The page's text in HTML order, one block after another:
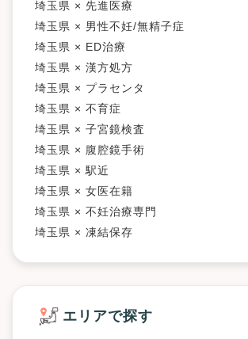
埼玉県 × 先進医療
埼玉県 × 男性不妊/無精子症
埼玉県 × ED治療
埼玉県 × 漢方処方
埼玉県 × プラセンタ
埼玉県 × 不育症
埼玉県 × 子宮鏡検査
埼玉県 × 腹腔鏡手術
埼玉県 × 駅近
埼玉県 × 女医在籍
埼玉県 × 不妊治療専門
埼玉県 × 凍結保存
エリアで探す